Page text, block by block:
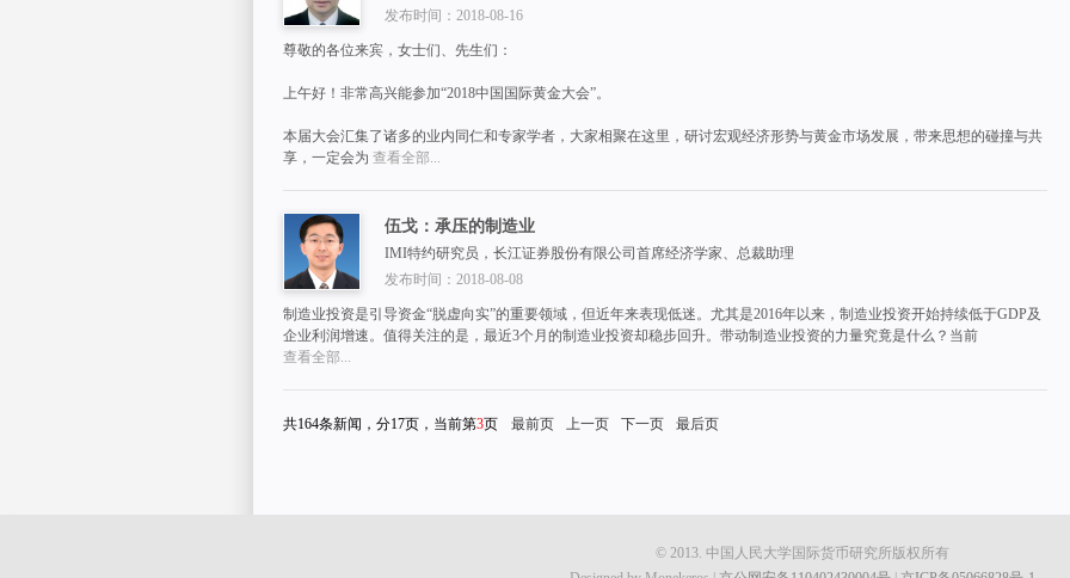
发布时间：2018-08-16
尊敬的各位来宾，女士们、先生们：
上午好！非常高兴能参加“2018中国国际黄金大会”。
本届大会汇集了诸多的业内同仁和专家学者，大家相聚在这里，研讨宏观经济形势与黄金市场发展，带来思想的碰撞与共
享，一定会为 查看全部...
伍戈：承压的制造业
IMI特约研究员，长江证券股份有限公司首席经济学家、总裁助理
发布时间：2018-08-08
制造业投资是引导资金“脱虚向实”的重要领域，但近年来表现低迷。尤其是2016年以来，制造业投资开始持续低于GDP及
企业利润增速。值得关注的是，最近3个月的制造业投资却稳步回升。带动制造业投资的力量究竟是什么？当前
查看全部...
共164条新闻，分17页，当前第3页 最前页 上一页 下一页 最后页
© 2013. 中国人民大学国际货币研究所版权所有